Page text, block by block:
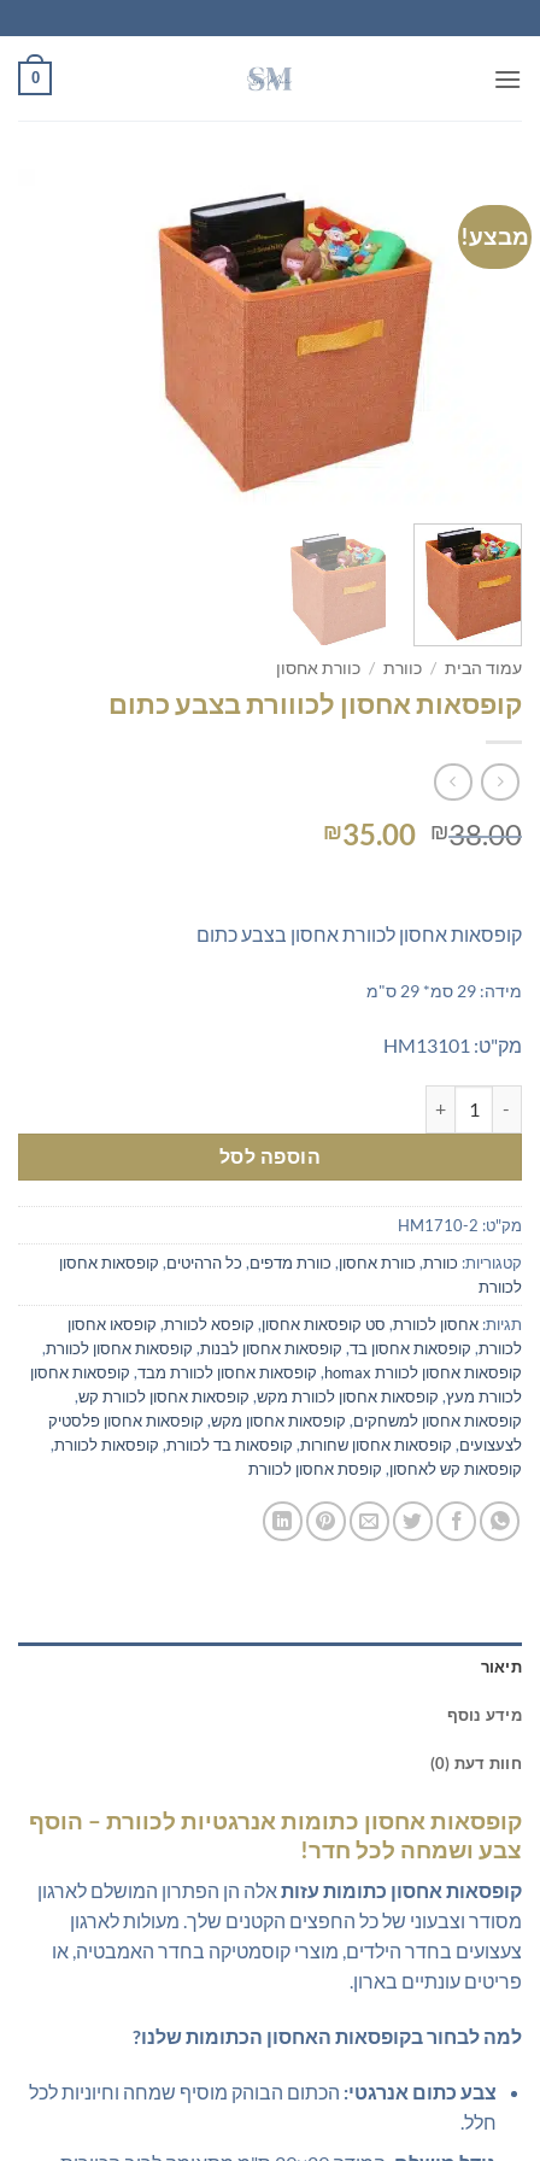
to
content
0
מבצע!
עמוד הבית / כוורת / כוורת אחסון
קופסאות אחסון לכווורת בצבע כתום
₪38.00
המחיר
₪38.00.
₪35.00
קופסאות אחסון לכוורת אחסון בצבע כתום
מידה: 29 סמ* 29 ס"מ
מק"ט: HM13101
הוספה לסל
מק"ט: HM1710-2
קטגוריות: כוורת, כוורת אחסון, כוורת מדפים, כל הרהיטים, קופסאות אחסון
לכוורת
תגיות: אחסון לכוורת, סט קופסאות אחסון, קופסא לכוורת, קופסאו אחסון
לכוורת, קופסאות אחסון בד, קופסאות אחסון לבנות, קופסאות אחסון לכוורת,
קופסאות אחסון לכוורת homax
, קופסאות אחסון לכוורת מבד, קופסאות אחסון
לכוורת מעץ, קופסאות אחסון לכוורת מקש, קופסאות אחסון לכוורת קש,
קופסאות אחסון למשחקים, קופסאות אחסון מקש, קופסאות אחסון פלסטיק
לצעצועים, קופסאות אחסון שחורות, קופסאות בד לכוורת, קופסאות לכוורת,
קופסאות קש לאחסון, קופסת אחסון לכוורת
תיאור
מידע נוסף
חוות דעת (0)
קופסאות אחסון כתומות אנרגטיות לכוורת – הוסף
צבע ושמחה לכל חדר!
קופסאות אחסון כתומות עזותאלה הן הפתרון המושלם לארגון
מסודר וצבעוני של כל החפצים הקטנים שלך. מעולות לארגון
צעצועים בחדר הילדים, מוצרי קוסמטיקה בחדר האמבטיה, או
פריטים עונתיים בארון.
למה לבחור בקופסאות האחסון הכתומות שלנו?
צבע כתום אנרגטי: הכתום הבוהק מוסיף שמחה וחיוניות לכל
חלל.